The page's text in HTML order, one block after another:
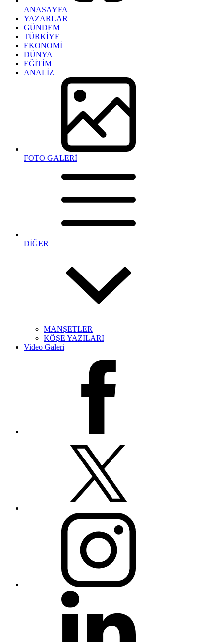
ANASAYFA
YAZARLAR
GÜNDEM
TÜRKİYE
EKONOMİ
DÜNYA
EĞİTİM
ANALİZ
FOTO GALERİ
DİĞER
MANŞETLER
KÖŞE YAZILARI
Video Galeri